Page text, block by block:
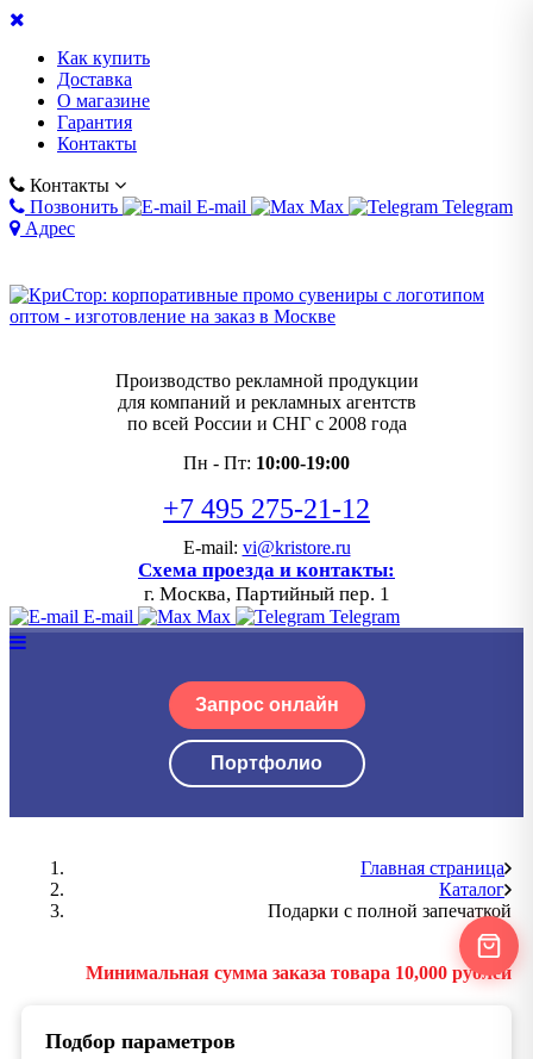
Как купить
Доставка
О магазине
Гарантия
Контакты
Контакты
Позвонить
E-mail Max
Telegram
Адрес
Производство рекламной продукции
для компаний и рекламных агентств
по всей России и СНГ с 2008 года
Пн - Пт: 10:00-19:00
+7 495 275-21-12
E-mail: vi@kristore.ru
Схема проезда и контакты:
г. Москва, Партийный пер. 1
E-mail Max Telegram
Запрос онлайн
Портфолио
Главная страница
Каталог
Подарки с полной запечаткой
Минимальная сумма заказа товара 10,000 рублей
Подбор параметров